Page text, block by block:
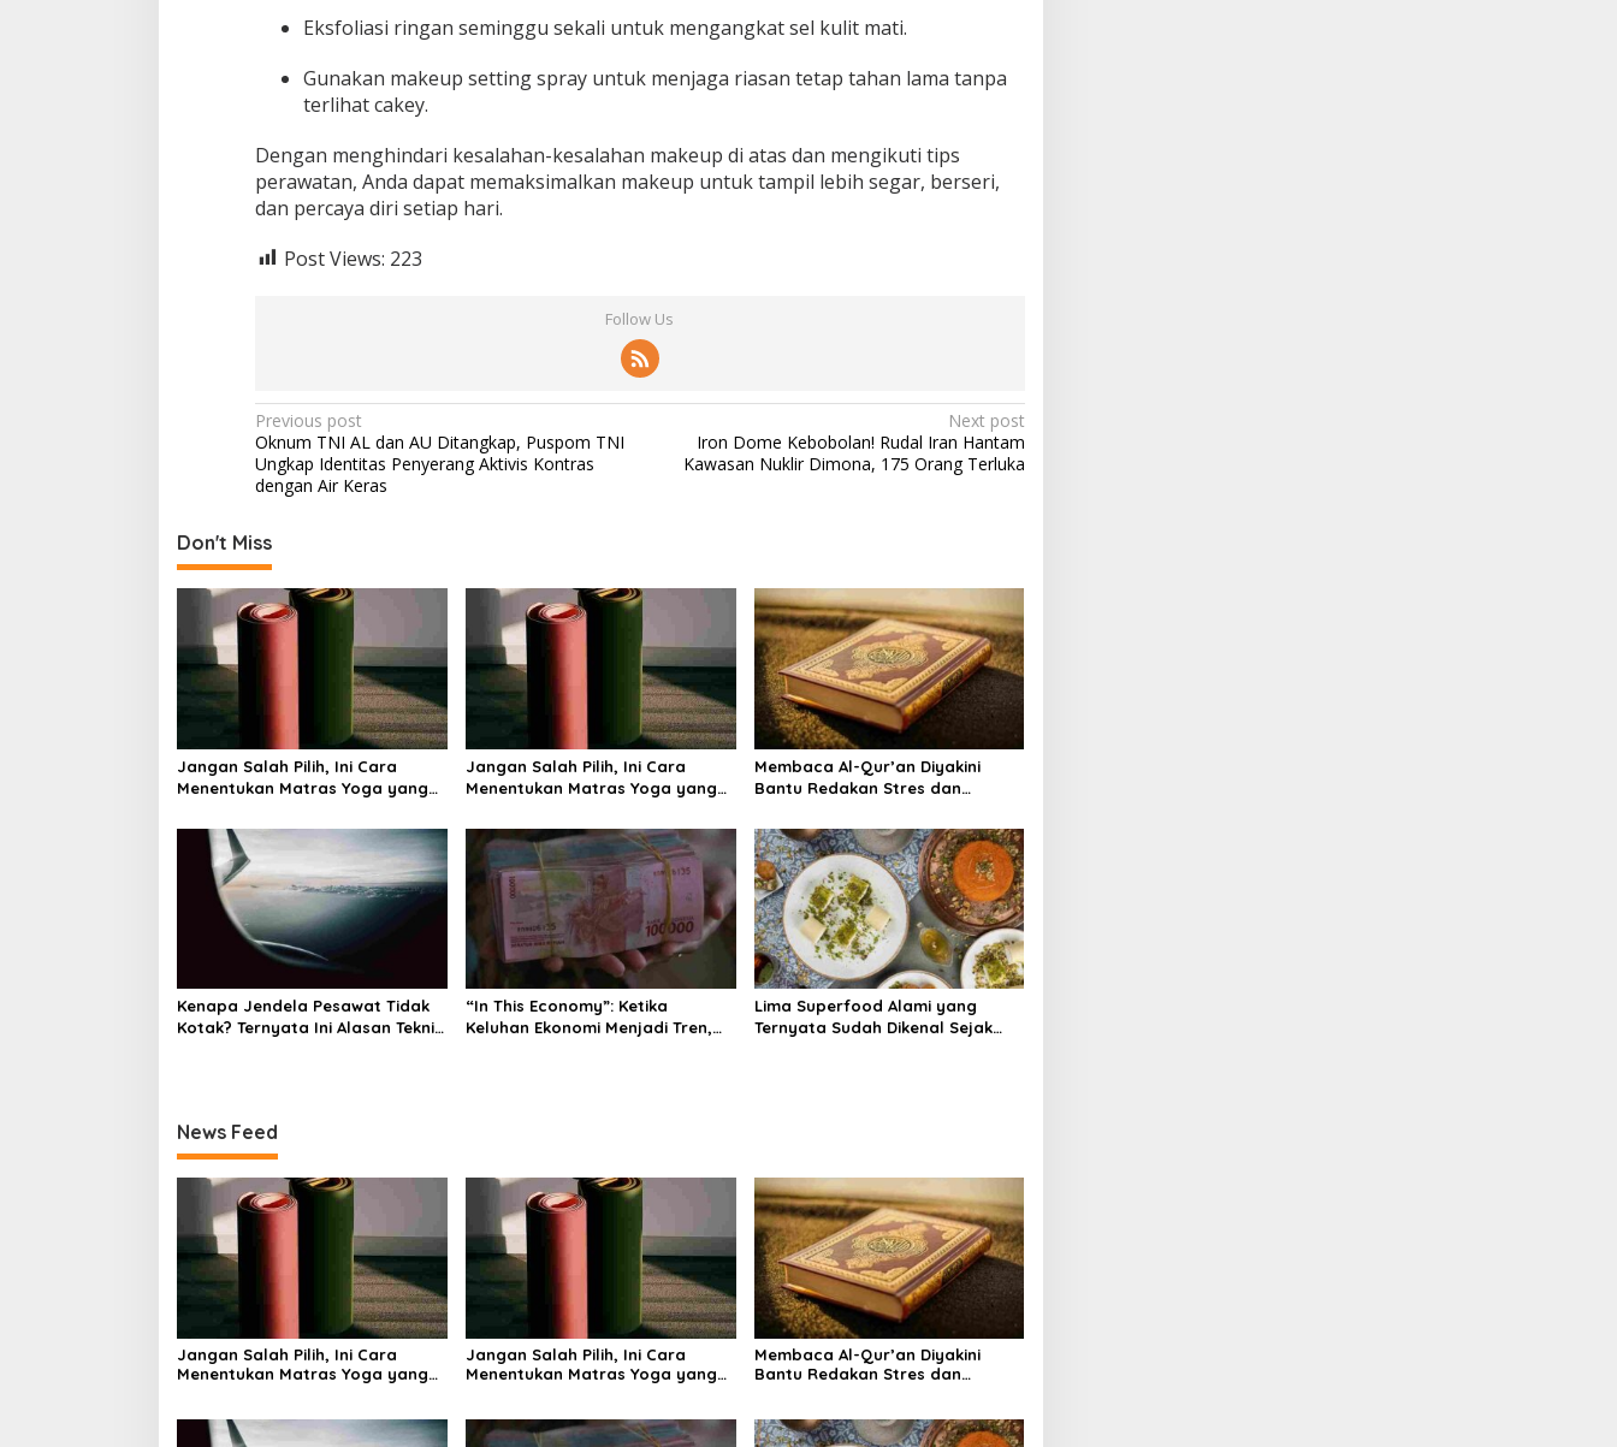
Eksfoliasi ringan seminggu sekali untuk mengangkat sel kulit mati.
Gunakan makeup setting spray untuk menjaga riasan tetap tahan lama tanpa
terlihat cakey.
Dengan menghindari kesalahan-kesalahan makeup di atas dan mengikuti tips
perawatan, Anda dapat memaksimalkan makeup untuk tampil lebih segar, berseri,
dan percaya diri setiap hari.
Post Views: 223
Follow Us
P
o
s
n
a
v
g
t
i
o
n
Previous post
Oknum TNI AL dan AU Ditangkap, Puspom TNI
Ungkap Identitas Penyerang Aktivis Kontras
dengan Air Keras
Next post
Iron Dome Kebobolan! Rudal Iran Hantam
Kawasan Nuklir Dimona, 175 Orang Terluka
Don't Miss
Jangan Salah Pilih, Ini Cara
Menentukan Matras Yoga yang
Jangan Salah Pilih, Ini Cara
Menentukan Matras Yoga yang
Membaca Al-Qur’an Diyakini
Bantu Redakan Stres dan
Kenapa Jendela Pesawat Tidak
Kotak? Ternyata Ini Alasan Teknis
“In This Economy”: Ketika
Keluhan Ekonomi Menjadi Tren,
Lima Superfood Alami yang
Ternyata Sudah Dikenal Sejak
News Feed
Jangan Salah Pilih, Ini Cara
Menentukan Matras Yoga yang
Jangan Salah Pilih, Ini Cara
Menentukan Matras Yoga yang
Membaca Al-Qur’an Diyakini
Bantu Redakan Stres dan